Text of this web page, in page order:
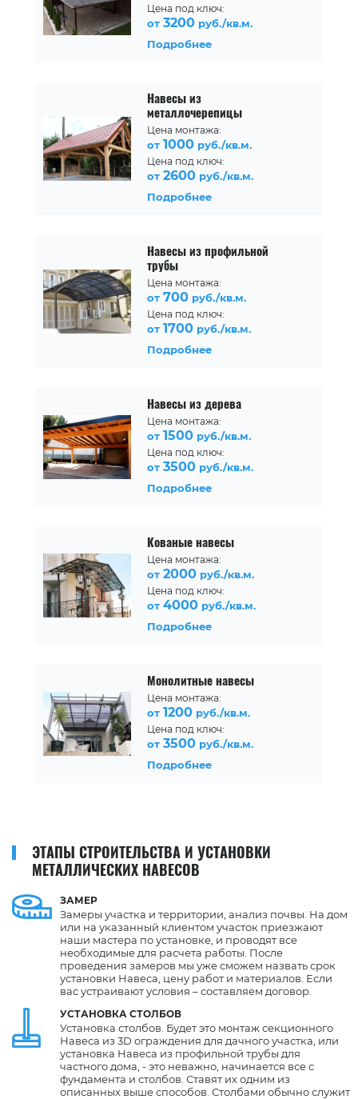
Цена под ключ:
от 3200 руб./кв.м.
Подробнее
Навесы из
металлочерепицы
Цена монтажа:
от 1000 руб./кв.м.
Цена под ключ:
от 2600 руб./кв.м.
Подробнее
Навесы из профильной
трубы
Цена монтажа:
от 700 руб./кв.м.
Цена под ключ:
от 1700 руб./кв.м.
Подробнее
Навесы из дерева
Цена монтажа:
от 1500 руб./кв.м.
Цена под ключ:
от 3500 руб./кв.м.
Подробнее
Кованые навесы
Цена монтажа:
от 2000 руб./кв.м.
Цена под ключ:
от 4000 руб./кв.м.
Подробнее
Монолитные навесы
Цена монтажа:
от 1200 руб./кв.м.
Цена под ключ:
от 3500 руб./кв.м.
Подробнее
ЭТАПЫ СТРОИТЕЛЬСТВА И УСТАНОВКИ
МЕТАЛЛИЧЕСКИХ НАВЕСОВ
ЗАМЕР
УСТАНОВКА СТОЛБОВ
Замеры участка и территории, анализ почвы. На дом
или на указанный клиентом участок приезжают
наши мастера по установке, и проводят все
необходимые для расчета работы. После
проведения замеров мы уже сможем назвать срок
установки Навеса, цену работ и материалов. Если
вас устраивают условия – составляем договор.
Установка столбов. Будет это монтаж секционного
Навеса из 3D ограждения для дачного участка, или
установка Навеса из профильной трубы для
частного дома, - это неважно, начинается все с
фундамента и столбов. Ставят их одним из
описанных выше способов. Столбами обычно служит